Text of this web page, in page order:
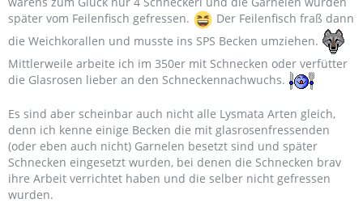
später vom Feilenfisch gefressen.
Der Feilenfisch fraß dann
die Weichkorallen und musste ins SPS Becken umziehen.
Mittlerweile arbeite ich im 350er mit Schnecken oder verfütter
die Glasrosen lieber an den Schneckennachwuchs.
Es sind aber scheinbar auch nicht alle Lysmata Arten gleich,
denn ich kenne einige Becken die mit glasrosenfressenden
(oder eben auch nicht) Garnelen besetzt sind und später
Schnecken eingesetzt wurden, bei denen die Schnecken brav
ihre Arbeit verrichtet haben und die selber nicht gefressen
wurden.